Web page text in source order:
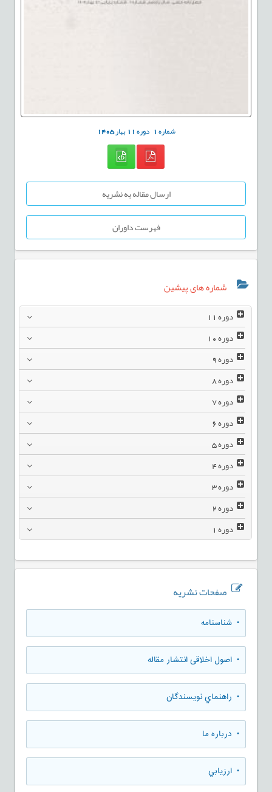
شماره1 دوره11بهار1405
ارسال مقاله به نشریه
فهرست داوران
شماره های پیشین
دوره11
دوره10
دوره9
دوره8
دوره7
دوره6
دوره5
دوره4
دوره3
دوره2
دوره1
صفحات نشریه
• شناسنامه
• اصول اخلاقی انتشار مقاله
• راهنماي نويسندگان
• درباره ما
• ارزيابي